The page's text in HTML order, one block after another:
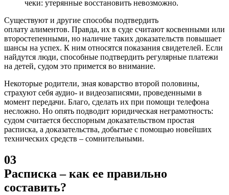
чеки: утерянные восстановить невозможно.
Существуют и другие способы подтвердить
оплату алиментов. Правда, их в суде считают косвенными или
второстепенными, но наличие таких доказательств повышает
шансы на успех. К ним относятся показания свидетелей. Если
найдутся люди, способные подтвердить регулярные платежи
на детей, судом это примется во внимание.
Некоторые родители, зная коварство второй половины,
страхуют себя аудио- и видеозаписями, проведенными в
момент передачи. Благо, сделать их при помощи телефона
несложно. Но опять подводит юридическая неграмотность:
судом считается бесспорным доказательством простая
расписка, а доказательства, добытые с помощью новейших
технических средств – сомнительными.
03
Расписка – как ее правильно
составить?